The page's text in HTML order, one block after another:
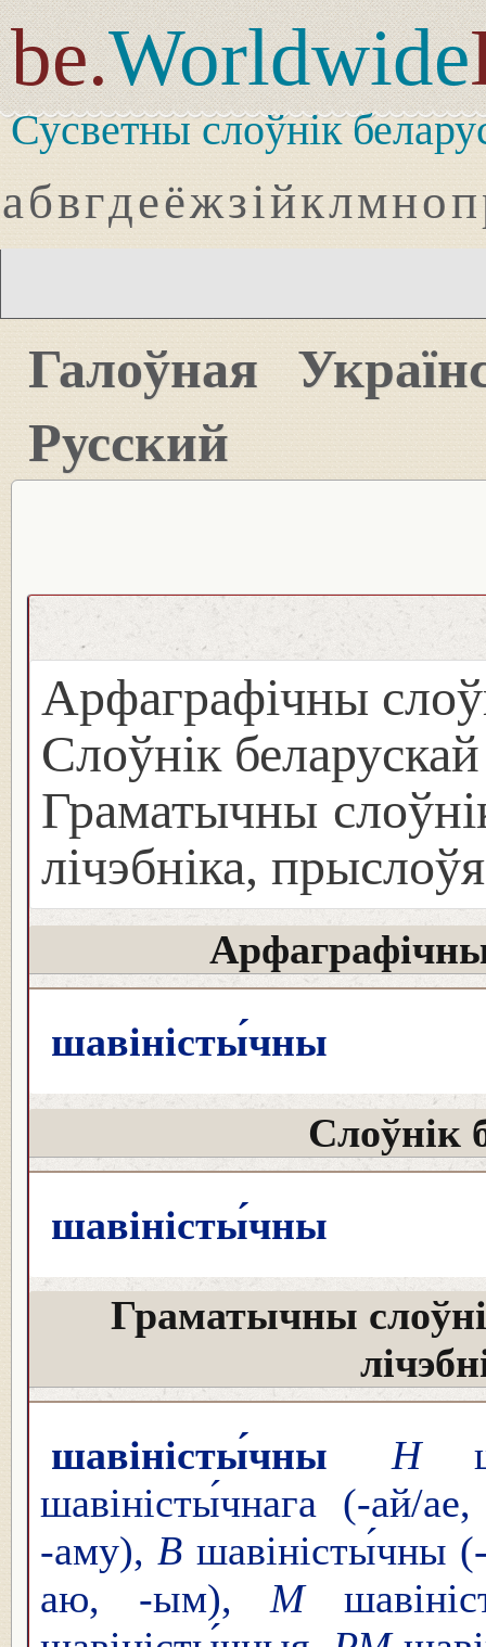
be.Worldwide
Сусветны слоўнік
абвгдеёжзійклмноп
Галоўная
Русский
Арфаграфічны
Слоўнік
Граматычны
лічэбніка, прыслоўя
шавіністы́чны
Слоўнік
шавіністы́чны
Граматычны
шавіністы́чны Н
шавіністы́чнага (-ай/
-аму), В шавіністы́чны
аю, -ым),М